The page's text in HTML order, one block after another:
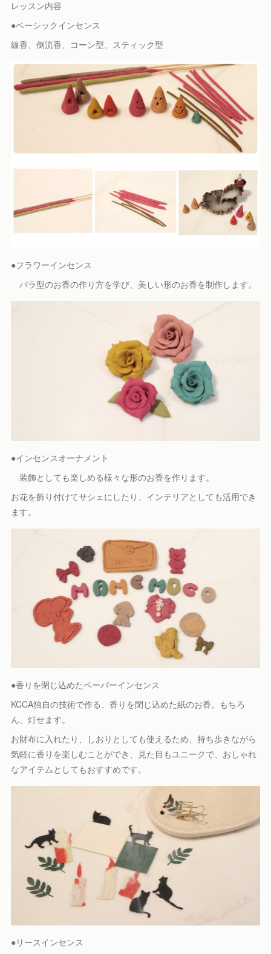
レッスン内容
●ベーシックインセンス
線香、倒流香、コーン型、スティック型
●フラワーインセンス
バラ型のお香の作り方を学び、美しい形のお香を制作します。
●インセンスオーナメント
装飾としても楽しめる様々な形のお香を作ります。
お花を飾り付けてサシェにしたり、インテリアとしても活用でき
ます。
●香りを閉じ込めたペーパーインセンス
KCCA独自の技術で作る、香りを閉じ込めた紙のお香。もちろ
ん、灯せます。
お財布に入れたり、しおりとしても使えるため、持ち歩きながら
気軽に香りを楽しむことができ、見た目もユニークで、おしゃれ
なアイテムとしてもおすすめです。
●リースインセンス